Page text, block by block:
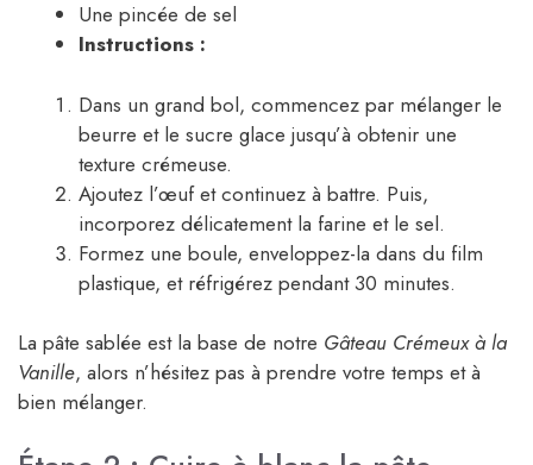
Une pincée de sel
Instructions :
Dans un grand bol, commencez par mélanger le
beurre et le sucre glace jusqu’à obtenir une
texture crémeuse.
Ajoutez l’œuf et continuez à battre. Puis,
incorporez délicatement la farine et le sel.
Formez une boule, enveloppez-la dans du film
plastique, et réfrigérez pendant 30 minutes.
La pâte sablée est la base de notre Gâteau Crémeux à la
Vanille, alors n’hésitez pas à prendre votre temps et à
bien mélanger.